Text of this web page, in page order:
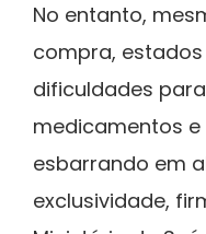
No entanto,
compra,
dificuldades
medicamentos
esbarrando em
exclusividade,